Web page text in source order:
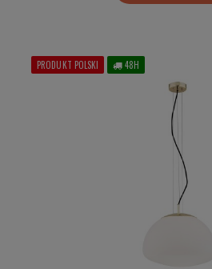
PRODUKT POLSKI 48H